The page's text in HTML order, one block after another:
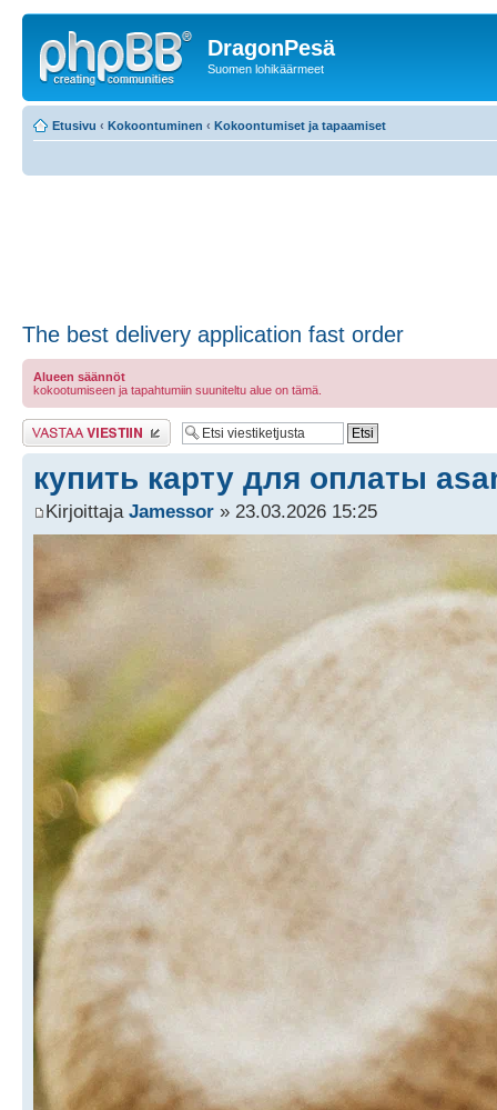
DragonPesä
Suomen lohikäärmeet
Etusivu ‹ Kokoontuminen ‹ Kokoontumiset ja tapaamiset
The best delivery application fast order
Alueen säännöt
kokootumiseen ja tapahtumiin suuniteltu alue on tämä.
Lähetä vastaus
купить карту для оплаты
Kirjoittaja Jamessor » 23.03.2026 15:25